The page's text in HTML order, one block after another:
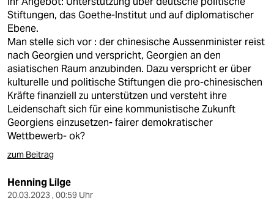
Stiftungen, das Goethe-Institut und auf diplomatischer
Ebene.
Man stelle sich vor : der chinesische Aussenminister reist
nach Georgien und verspricht, Georgien an den
asiatischen Raum anzubinden. Dazu verspricht er über
kulturelle und politische Stiftungen die pro-chinesischen
Kräfte finanziell zu unterstützen und versteht ihre
Leidenschaft sich für eine kommunistische Zukunft
Georgiens einzusetzen- fairer demokratischer
Wettbewerb- ok?
zum Beitrag
Henning Lilge
20.03.2023 , 00:59 Uhr